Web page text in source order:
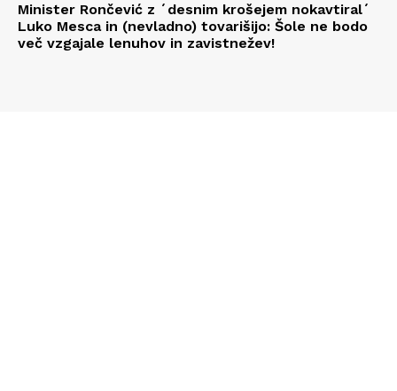
Minister Rončević z ´desnim krošejem nokavtiral´
Luko Mesca in (nevladno) tovarišijo: Šole ne bodo
več vzgajale lenuhov in zavistnežev!